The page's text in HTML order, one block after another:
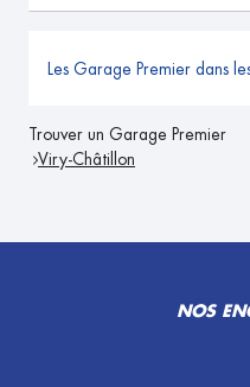
Les Garage Premier dans
Trouver un Garage Premier
Viry-Châtillon
NOS